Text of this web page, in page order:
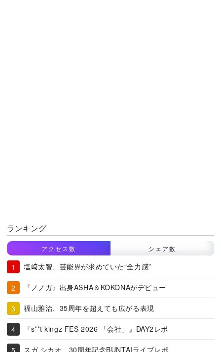
ランキング
アクセス数 シェア数
塩﨑太智、芸能界が求めていた“全力感”
『ノノガ』出身ASHA＆KOKONAがデビュー
福山雅治、35周年を超えても広がる表現
『s**t kingz FES 2026 「会社」』DAY2レポ
スガ シカオ、30周年記念BUNTAIライブレポ